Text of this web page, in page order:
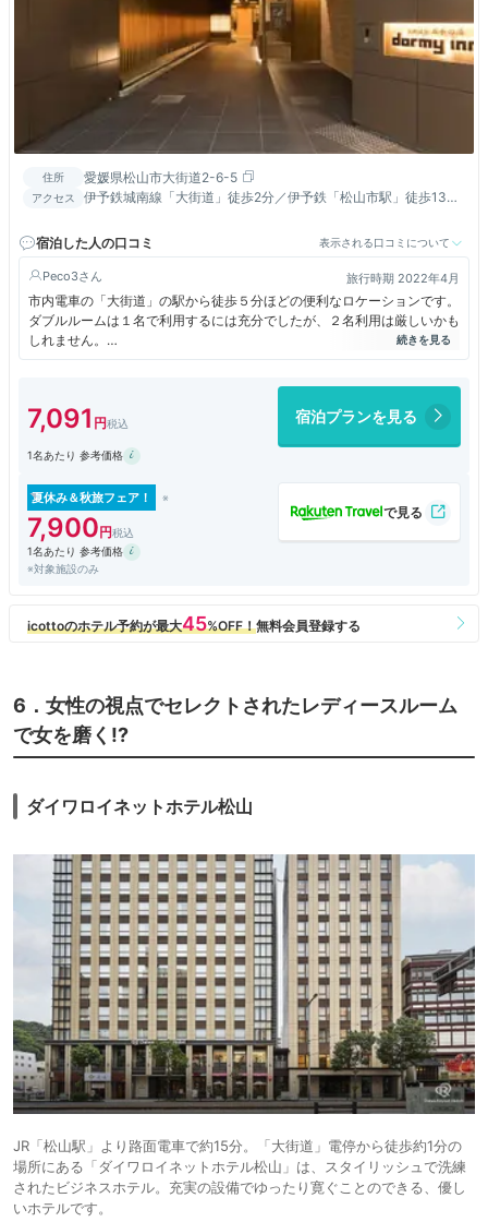
住所 愛媛県松山市大街道2-6-5
アクセス
伊予鉄城南線「大街道」徒歩2分／伊予鉄「松山市駅」徒歩13分
宿泊した人の口コミ
表示される口コミについて
Peco3 旅行時期 2022年4月
市内電車の「大街道」の駅から徒歩５分ほどの便利なロケーションです。
ダブルルームは１名で利用するには充分でしたが、２名利用は厳しいかも
しれません。
宿泊者にはウェルカムドリンク（ビール、ハイボール、お茶他）がありま
ドーミーインと同様、湯上りお休み処にはアイスキャンディー（夜）、乳
酸菌飲料（朝）を頂くことができます。また、21:30～夜鳴きそばのサー
ビスもあります。
しくいただきました。
ＡＮＡ旅作利用のため正確な宿泊料金は明らかではないものの、リーズナ
ブルで快適な滞在でした。
7,091 宿泊プランを見る
1名あたり 参考価格
夏休み＆秋旅フェア！
7,900
1名あたり 参考価格
※対象施設のみ
6．女性の視点でセレクトされたレディースルーム
で女を磨く!?
ダイワロイネットホテル松山
JR「松山駅」より路面電車で約15分。「大街道」電停から徒歩約1分の
場所にある「ダイワロイネットホテル松山」は、スタイリッシュで洗練
されたビジネスホテル。充実の設備でゆったり寛ぐことのできる、優し
いホテルです。